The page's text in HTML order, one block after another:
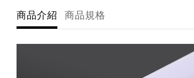
商品介紹 商品規格